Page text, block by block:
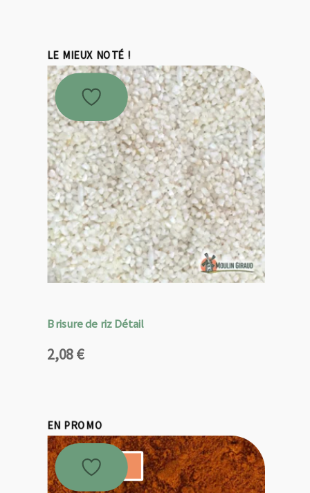
LE MIEUX NOTÉ !
Brisure de riz Détail
2,08€
EN PROMO
Promo !